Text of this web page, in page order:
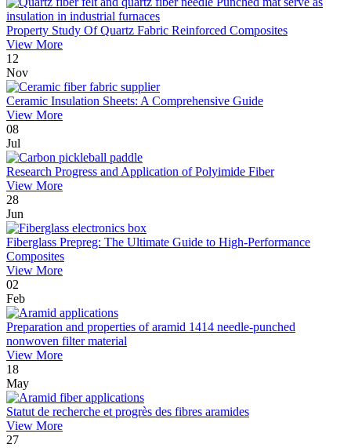
Property Study Of Quartz Fabric Reinforced Composites
View More
12
Nov
Ceramic Insulation Sheets: A Comprehensive Guide
View More
08
Jul
Research Progress and Application of Polyimide Fiber
View More
28
Jun
Fiberglass Prepreg: The Ultimate Guide to High-Performance
Composites
View More
02
Feb
Preparation and properties of aramid 1414 needle-punched
nonwoven filter material
View More
18
May
Statut de recherche et progrès des fibres aramides
View More
27